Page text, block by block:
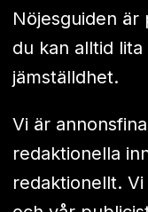
Nöjesguiden
du kan alltid
jämställdhet.
Vi är
redaktionella
redaktionellt.